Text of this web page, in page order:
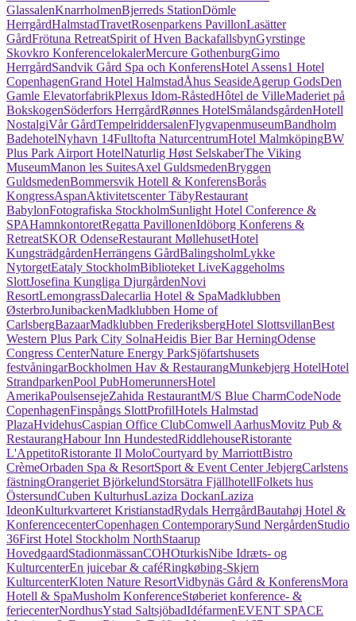
GlassalenKnarrholmenBjerreds StationDömle
HerrgårdHalmstadTravetRosenparkens PavillonLasätter
GårdFrötuna RetreatSpirit of Hven BackafallsbynGyrstinge
Skovkro KonferencelokalerMercure GothenburgGimo
HerrgårdSandvik Gård Spa och KonferensHotel Assens1 Hotel
CopenhagenGrand Hotel HalmstadÅhus SeasideAgerup GodsDen
Gamle ElevatorfabrikPlexus Idom-RåstedHôtel de VilleMaderiet på
BokskogenSöderfors HerrgårdRønnes HotelSmålandsgårdenHotell
NostalgiVår GårdTempelriddersalenFlygvapenmuseumBandholm
BadehotelNyhavn 14Fulltofta NaturcentrumHotel MalmköpingBW
Plus Park Airport HotelNaturlig Høst SelskaberThe Viking
MuseumManon les SuitesAxel GuldsmedenBryggen
GuldsmedenBommersvik Hotell & KonferensBorås
KongressAspanAktivitetscenter TäbyRestaurant
BabylonFotografiska StockholmSunlight Hotel Conference &
SPAHamnkontoretRegatta PavillonenIdöborg Konferens &
RetreatSKOR OdenseRestaurant MøllehusetHotel
KungsträdgårdenHerrängens GårdBalingsholmLykke
NytorgetEataly StockholmBiblioteket LiveKaggeholms
SlottJosefina Kungliga DjurgårdenNovi
ResortLemongrassDalecarlia Hotel & SpaMadklubben
ØsterbroJunibackenMadklubben Home of
CarlsbergBazaarMadklubben FrederiksbergHotel SlottsvillanBest
Western Plus Park City SolnaHeidis Bier Bar HerningOdense
Congress CenterNature Energy ParkSjöfartshusets
festvåningarBockholmen Hav & RestaurangMunkebjerg HotelHotel
StrandparkenPool PubHomerunnersHotel
AmerikaPoulsensejeZahida RestaurantM/S Blue CharmCodeNode
CopenhagenFinspångs SlottProfilHotels Halmstad
PlazaHvidehusCaspian Office ClubComwell AarhusMovitz Pub &
RestaurangHabour Inn HundestedRiddlehouseRistorante
L'AppetitoRistorante Il MoloCourtyard by MarriottBistro
CrèmeOrbaden Spa & ResortSport & Event Center JebjergCarlstens
fästningOrangeriet BjörkelundStorsätra FjällhotellFolkets hus
ÖstersundCuben KulturhusLaziza DockanLaziza
IdeonKulturkvarteret KristianstadRydals HerrgårdBautahøj Hotel &
KonferencecenterCopenhagen ContemporarySund NergårdenStudio
36First Hotel Stockholm NorthStaarup
HovedgaardStadionmässanCOHOturkisNibe Idræts- og
KulturcenterEn juicebar & caféRingkøbing-Skjern
KulturcenterKloten Nature ResortVidbynäs Gård & KonferensMora
Hotell & SpaMusholm KonferenceStøberiet konference- &
feriecenterNordhusYstad SaltsjöbadIdéfarmenEVENT SPACE